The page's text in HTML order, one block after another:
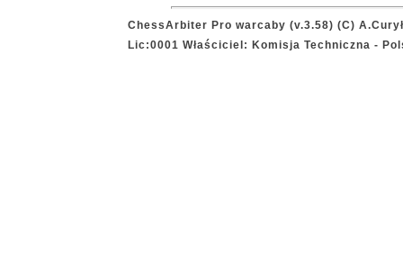
ChessArbiter Pro warcaby (v.3.58) (C)
Lic:0001 Właściciel: Komisja Techniczna -